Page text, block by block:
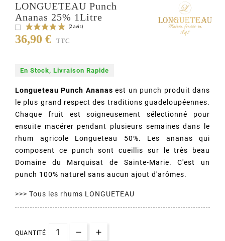
LONGUETEAU Punch
Ananas 25% 1Litre
(2 avis)
36,90 € TTC
En Stock, Livraison Rapide
Longueteau Punch Ananas est un punch produit dans
le plus grand respect des traditions guadeloupéennes.
Chaque fruit est soigneusement sélectionné pour
ensuite macérer pendant plusieurs semaines dans le
rhum agricole Longueteau 50%. Les ananas qui
composent ce punch sont cueillis sur le très beau
Domaine du Marquisat de Sainte-Marie. C'est un
punch 100% naturel sans aucun ajout d'arômes.
>>> Tous les rhums LONGUETEAU
QUANTITÉ